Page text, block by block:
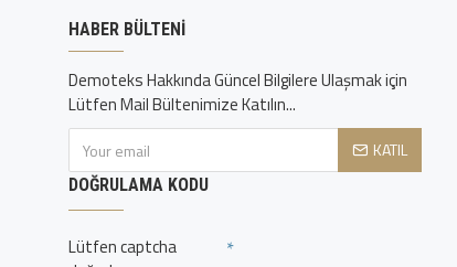
HABER BÜLTENI
Demoteks Hakkında Güncel Bilgilere Ulaşmak için
Lütfen Mail Bültenimize Katılın...
KATIL
DOĞRULAMA KODU
Lütfen captcha